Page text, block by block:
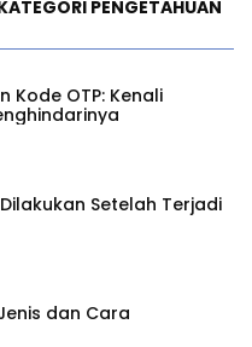
PENGETAHUAN
Kode OTP: Kenali
Setelah Terjadi
dan Cara